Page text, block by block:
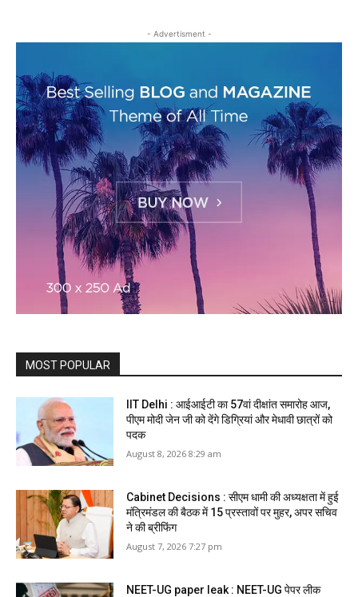
- Advertisment -
MOST POPULAR
IIT Delhi : आईआईटी का 57वां दीक्षांत समारोह आज,
पीएम मोदी जेन जी को देंगे डिग्रियां और मेधावी छात्रों को
पदक
August 8, 2026 8:29 am
Cabinet Decisions : सीएम धामी की अध्यक्षता में हुई
मंत्रिमंडल की बैठक में 15 प्रस्तावों पर मुहर, अपर सचिव
ने की ब्रीफिंग
August 7, 2026 7:27 pm
NEET-UG paper leak : NEET-UG पेपर लीक